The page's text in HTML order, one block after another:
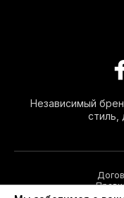
Независимый
стиль,